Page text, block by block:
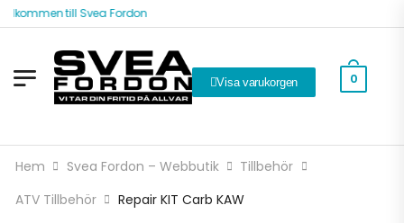
till Svea Fordon
Visa varukorgen 0
Hem Svea Fordon – Webbutik
Tillbehör
ATV Tillbehör
Repair KIT Carb KAW